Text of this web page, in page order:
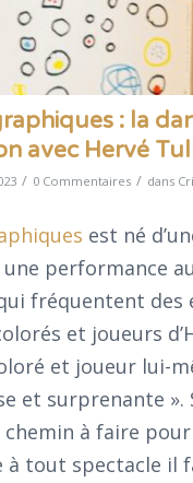
: la
avec Hervé
/ 0 Commentaires / dans
est né
une performance
fréquentent
et joueurs
et joueur lui-
et surprenante ».
chemin à faire
à tout spectacle il